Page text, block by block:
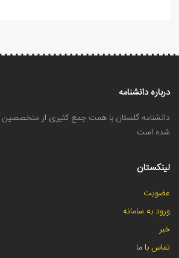
درباره دانشنامه
دانشنامه گلستان با همت جمع کثیری از متخصصین
شده است
لینکستان
عضویت
ورود به سامانه
خبر
تماس با ما